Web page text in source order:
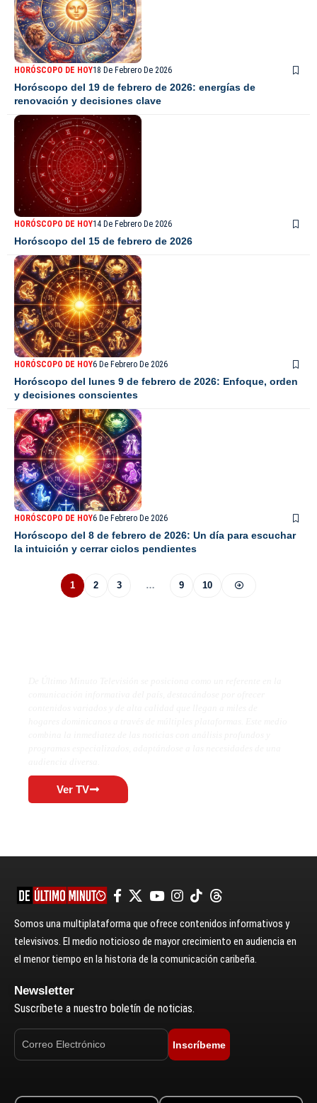
HORÓSCOPO DE HOY18 De Febrero De 2026
Horóscopo del 19 de febrero de 2026: energías de
renovación y decisiones clave
HORÓSCOPO DE HOY14 De Febrero De 2026
Horóscopo del 15 de febrero de 2026
HORÓSCOPO DE HOY6 De Febrero De 2026
Horóscopo del lunes 9 de febrero de 2026: Enfoque, orden
y decisiones conscientes
HORÓSCOPO DE HOY6 De Febrero De 2026
Horóscopo del 8 de febrero de 2026: Un día para escuchar
la intuición y cerrar ciclos pendientes
1 2 3 … 9 10
Ver TV
Somos una multiplataforma que ofrece contenidos informativos y
televisivos. El medio noticioso de mayor crecimiento en audiencia en
el menor tiempo en la historia de la comunicación caribeña.
Newsletter
Suscríbete a nuestro boletín de noticias.
Inscríbeme